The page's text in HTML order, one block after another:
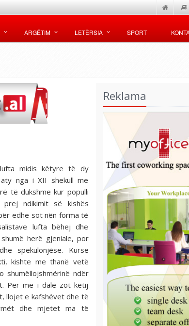
ARGËTIM LETËRSIA SPORT
midis këtyre të dy
nga i XII shekull me
të dukshme kur populli
ndikimit së kishës
edhe sot nën forma të
lufta bëhej dhe
herë gjeniale, por
spekulonjëse. Kurse
kishte me thanë vetë
shumëllojshmërinë ndër
Për me i dalë zot këtij
llojet e kafshëvet dhe të
dhe mjetet ma të
Reklama